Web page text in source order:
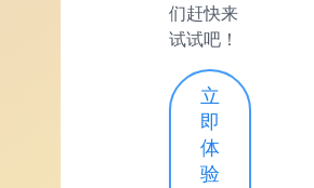
们赶快来
试试吧！
立
即
体
验